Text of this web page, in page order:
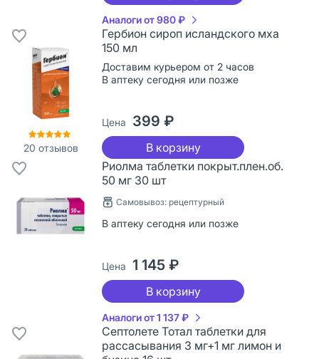
Аналоги от 980 ₽
20 отзывов
Гербион сироп исландского мха
150 мл
Доставим курьером от 2 часов
В аптеку сегодня или позже
Цена 399 ₽
В корзину
Риолма таблетки покрыт.плен.об.
50 мг 30 шт
Самовывоз: рецептурный
В аптеку сегодня или позже
Цена 1 145 ₽
В корзину
Аналоги от 1 137 ₽
Септолете Тотал таблетки для
рассасывания 3 мг+1 мг лимон и